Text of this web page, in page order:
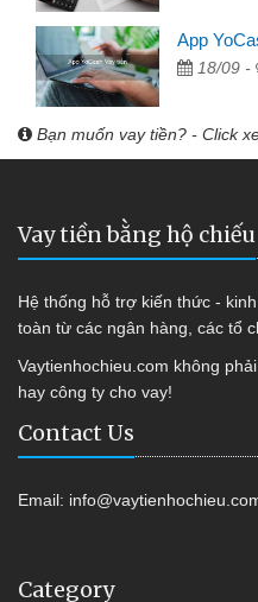
App
18/09 -
Bạn muốn vay tiền? - Click
Vay tiền bằng hộ chiếu
Hệ thống hỗ trợ kiến thức -
toàn từ các ngân hàng, các tổ
Vaytienhochieu.com không
hay công ty cho vay!
Contact Us
Email:
Category